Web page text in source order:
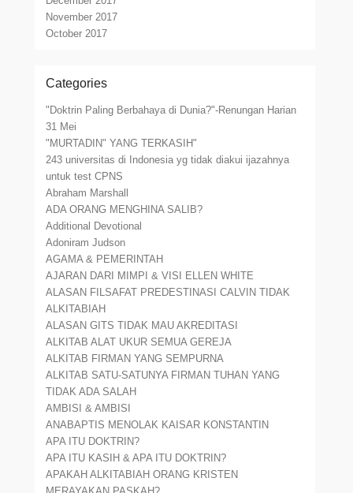
November 2017
October 2017
Categories
"Doktrin Paling Berbahaya di Dunia?"-Renungan Harian
31 Mei
"MURTADIN" YANG TERKASIH"
243 universitas di Indonesia yg tidak diakui ijazahnya
untuk test CPNS
Abraham Marshall
ADA ORANG MENGHINA SALIB?
Additional Devotional
Adoniram Judson
AGAMA & PEMERINTAH
AJARAN DARI MIMPI & VISI ELLEN WHITE
ALASAN FILSAFAT PREDESTINASI CALVIN TIDAK
ALKITABIAH
ALASAN GITS TIDAK MAU AKREDITASI
ALKITAB ALAT UKUR SEMUA GEREJA
ALKITAB FIRMAN YANG SEMPURNA
ALKITAB SATU-SATUNYA FIRMAN TUHAN YANG
TIDAK ADA SALAH
AMBISI & AMBISI
ANABAPTIS MENOLAK KAISAR KONSTANTIN
APA ITU DOKTRIN?
APA ITU KASIH & APA ITU DOKTRIN?
APAKAH ALKITABIAH ORANG KRISTEN